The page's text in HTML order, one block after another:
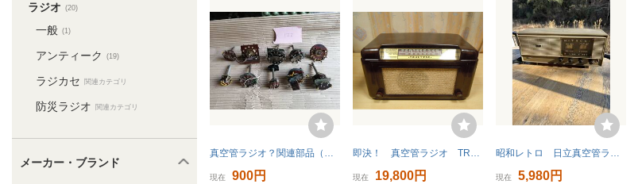
ラジオ (20)
一般 (1)
アンティーク (19)
ラジカセ 関連カテゴリ
防災ラジオ 関連カテゴリ
メーカー・ブランド
真空管ラジオ？関連部品（ジャンク）②
現在 900円
即決！ 真空管ラジオ TRUETDNE D2762 中古品
現在 19,800円
昭和レトロ 日立真空管ラジオ エリーザ S-560
現在 5,980円